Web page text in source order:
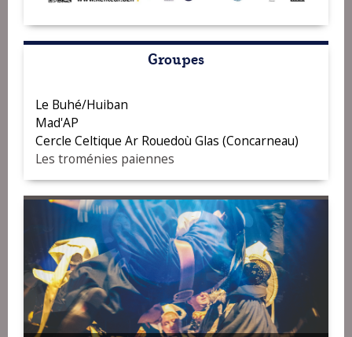
Groupes
Le Buhé/Huiban
Mad'AP
Cercle Celtique Ar Rouedoù Glas (Concarneau)
Les troménies paiennes